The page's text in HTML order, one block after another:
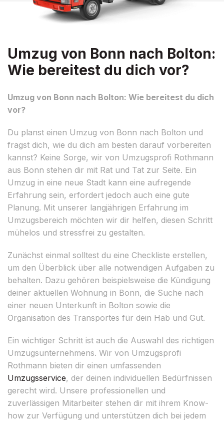
Umzug von Bonn nach Bolton:
Wie bereitest du dich vor?
Umzug von Bonn nach Bolton: Wie bereitest du dich
vor?
Du planst einen Umzug von Bonn nach Bolton und
fragst dich, wie du dich am besten darauf vorbereiten
kannst? Keine Sorge, wir von Umzugsprofi Rothmann
aus Bonn stehen dir mit Rat und Tat zur Seite. Ein
Umzug in eine neue Stadt kann eine aufregende
Erfahrung sein, erfordert jedoch auch eine gute
Planung. Mit unserer langjährigen Erfahrung im
Umzugsbereich möchten wir dir helfen, diesen Schritt
mühelos und stressfrei zu gestalten.
Zunächst einmal solltest du eine Checkliste erstellen,
um den Überblick über alle notwendigen Aufgaben zu
behalten. Dazu gehören beispielsweise die Kündigung
deiner aktuellen Wohnung in Bonn, die Suche nach
einer neuen Unterkunft in Bolton sowie die
Organisation des Transportes für dein Hab und Gut.
Ein wichtiger Schritt ist auch die Auswahl des richtigen
Umzugsunternehmens. Wir von Umzugsprofi
Rothmann bieten dir einen umfassenden
Umzugsservice, der deinen individuellen Bedürfnissen
gerecht wird. Unsere professionellen und
zuverlässigen Mitarbeiter stehen dir mit ihrem Know-
how zur Verfügung und unterstützen dich bei jedem